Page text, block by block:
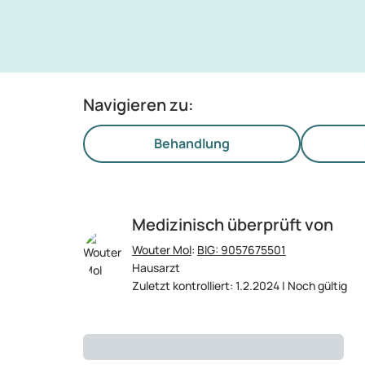
Navigieren zu:
Behandlung
Medizinisch überprüft von
Wouter Mol: BIG: 9057675501
Hausarzt
Zuletzt kontrolliert: 1.2.2024 | Noch gültig